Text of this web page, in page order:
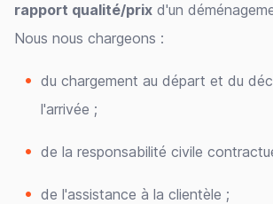
rapport qualité/prix d'un
Nous nous chargeons :
du chargement au départ et du
l'arrivée ;
de la responsabilité civile
de l'assistance à la clientèle ;